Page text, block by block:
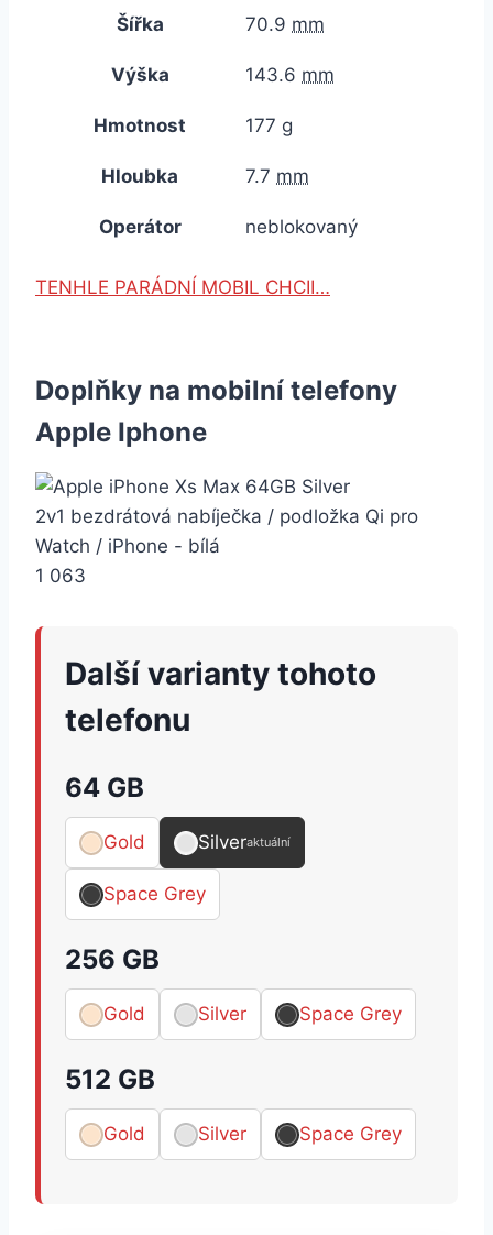
Šířka 70.9 mm
Výška 143.6 mm
Hmotnost 177 g
Hloubka 7.7 mm
Operátor neblokovaný
TENHLE PARÁDNÍ MOBIL CHCII…
Doplňky na mobilní telefony
Apple Iphone
2v1 bezdrátová nabíječka / podložka Qi pro
Watch / iPhone - bílá
1 063
Další varianty tohoto
telefonu
64 GB
Gold Silveraktuální
Space Grey
256 GB
Gold Silver Space Grey
512 GB
Gold Silver Space Grey